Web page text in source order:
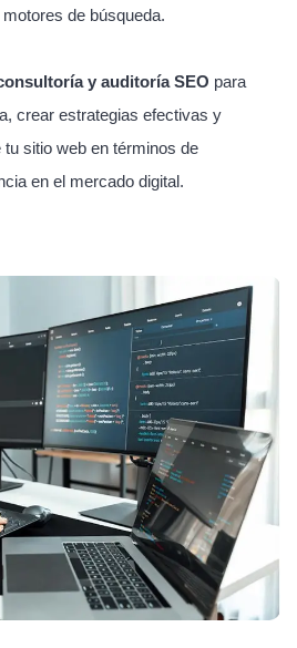
de búsqueda.
y auditoría SEO para
crear estrategias efectivas y
sitio web en términos de
en el mercado digital.